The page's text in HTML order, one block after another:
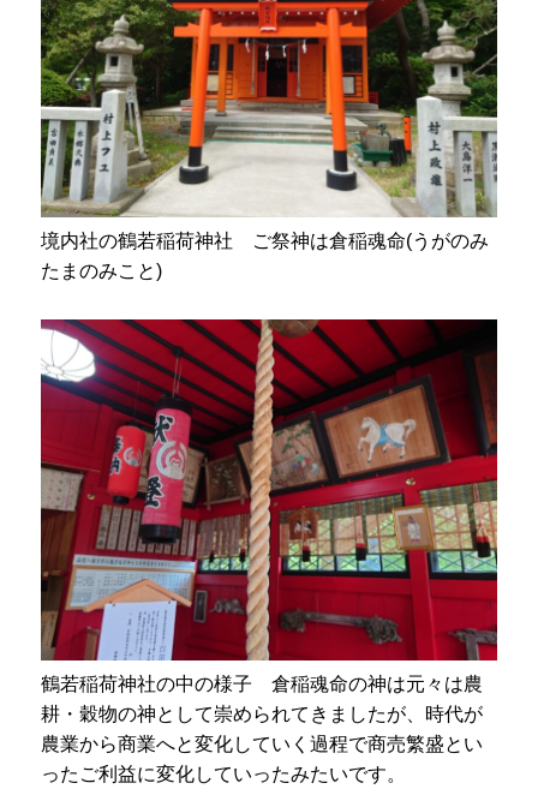
境内社の鶴若稲荷神社 ご祭神は倉稲魂命(うがのみ
たまのみこと)
鶴若稲荷神社の中の様子 倉稲魂命の神は元々は農
耕・穀物の神として崇められてきましたが、時代が
農業から商業へと変化していく過程で商売繁盛とい
ったご利益に変化していったみたいです。